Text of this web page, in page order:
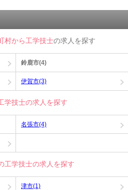
村から工学技士の求人を探す
鈴鹿市(4)
伊賀市(3)
学技士の求人を探す
名張市(4)
工学技士の求人を探す
津市(1)